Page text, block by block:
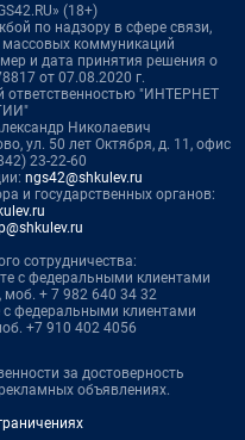
(18+)
по надзору в сфере связи,
коммуникаций
и дата принятия решения о
от 07.08.2020 г.
ответственностью "ИНТЕРНЕТ
Николаевич
ул. 50 лет Октября, д. 11, офис
23-22-60
ngs42@shkulev.ru
и государственных органов:
сотрудничества:
с федеральными клиентами
, моб. + 7 982 640 34 32
с федеральными клиентами
+7 910 402 4056
за достоверность
объявлениях.